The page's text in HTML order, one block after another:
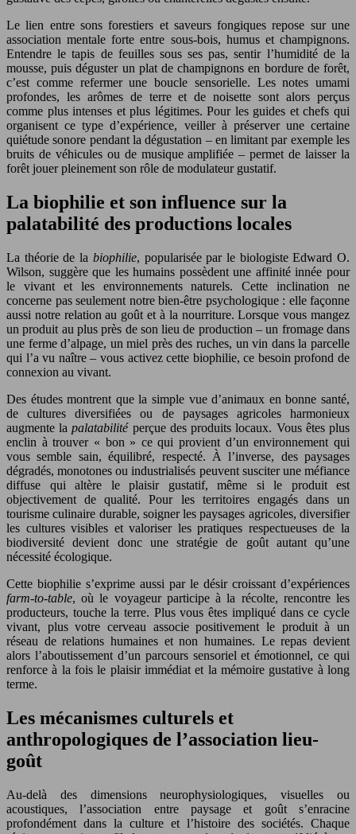
Le lien entre sons forestiers et saveurs fongiques repose sur une
association mentale forte entre sous‑bois, humus et champignons.
Entendre le tapis de feuilles sous ses pas, sentir l’humidité de la
mousse, puis déguster un plat de champignons en bordure de forêt,
c’est comme refermer une boucle sensorielle. Les notes umami
profondes, les arômes de terre et de noisette sont alors perçus
comme plus intenses et plus légitimes. Pour les guides et chefs qui
organisent ce type d’expérience, veiller à préserver une certaine
quiétude sonore pendant la dégustation – en limitant par exemple les
bruits de véhicules ou de musique amplifiée – permet de laisser la
forêt jouer pleinement son rôle de modulateur gustatif.
La biophilie et son influence sur la
palatabilité des productions locales
La théorie de la biophilie, popularisée par le biologiste Edward O.
Wilson, suggère que les humains possèdent une affinité innée pour
le vivant et les environnements naturels. Cette inclination ne
concerne pas seulement notre bien‑être psychologique : elle façonne
aussi notre relation au goût et à la nourriture. Lorsque vous mangez
un produit au plus près de son lieu de production – un fromage dans
une ferme d’alpage, un miel près des ruches, un vin dans la parcelle
qui l’a vu naître – vous activez cette biophilie, ce besoin profond de
connexion au vivant.
Des études montrent que la simple vue d’animaux en bonne santé,
de cultures diversifiées ou de paysages agricoles harmonieux
augmente lapalatabilitéperçue des produits locaux. Vous êtes plus
enclin à trouver « bon » ce qui provient d’un environnement qui
vous semble sain, équilibré, respecté. À l’inverse, des paysages
dégradés, monotones ou industrialisés peuvent susciter une méfiance
diffuse qui altère le plaisir gustatif, même si le produit est
objectivement de qualité. Pour les territoires engagés dans un
tourisme culinaire durable, soigner les paysages agricoles, diversifier
les cultures visibles et valoriser les pratiques respectueuses de la
biodiversité devient donc une stratégie de goût autant qu’une
nécessité écologique.
Cette biophilie s’exprime aussi par le désir croissant d’expériences
farm‑to‑table, où le voyageur participe à la récolte, rencontre les
producteurs, touche la terre. Plus vous êtes impliqué dans ce cycle
vivant, plus votre cerveau associe positivement le produit à un
réseau de relations humaines et non humaines. Le repas devient
alors l’aboutissement d’un parcours sensoriel et émotionnel, ce qui
renforce à la fois le plaisir immédiat et la mémoire gustative à long
terme.
Les mécanismes culturels et
anthropologiques de l’association lieu-
goût
Au‑delà des dimensions neurophysiologiques, visuelles ou
acoustiques, l’association entre paysage et goût s’enracine
profondément dans la culture et l’histoire des sociétés. Chaque